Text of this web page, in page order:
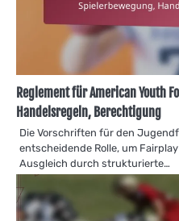
Reglement für American Youth
Handelsregeln, Berechtigung
Die Vorschriften für den
entscheidende Rolle, um
Ausgleich durch strukturierte…